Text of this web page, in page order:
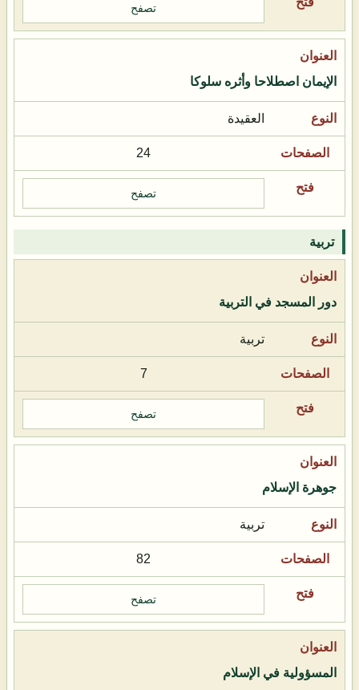
تصفح
الإيمان اصطلاحا وأثره سلوكا
العقيدة
24
تصفح
تربية
دور المسجد في التربية
تربية
7
تصفح
جوهرة الإسلام
تربية
82
تصفح
المسؤولية في الإسلام